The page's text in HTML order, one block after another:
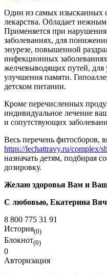
Один из самых изысканных
лекарства. Обладает
Применяется при
заболеваниях, для
энурезе, повышенной
инфекционных
желчевыводящих путей, для
улучшения памяти.
детском питании.
Кроме перечисленных
индивидуальное лечение
и сопутствующих
Весь перечень фитосборов,
https://lechattravy.ru/complex/
назначать детям, подбирая
дозировку.
Желаю здоровья Вам и
С любовью, Екатерина
8 800 775 31 91
История(0)
Блокнот(0)
0
Авторизация